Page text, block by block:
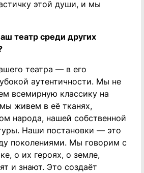
этой души, и мы
театр среди других
театра — в его
аутентичности. Мы не
всемирную классику на
живем в её тканях,
народа, нашей собственной
Наши постановки — это
поколениями. Мы говорим с
о их героях, о земле,
и знают. Это создаёт